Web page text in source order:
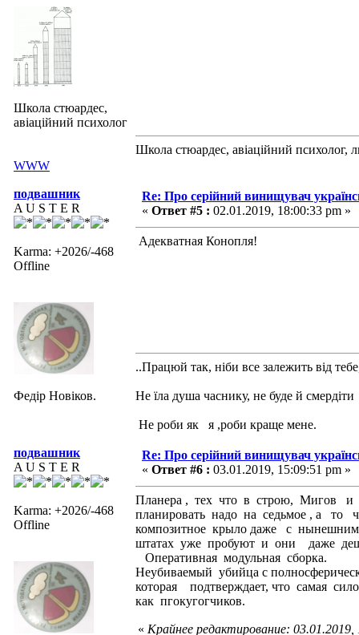
Школа стюардес,
авіаційний психолог
WWW
Школа стюардес, авіаційний психолог,
подвашник
A U S T E R
Karma: +2026/-468
Offline
Федір Новіков.
Re: Про серійний винищувач
« Ответ #5 : 02.01.2019, 18:00:33 pm »
Адекватная Конопля!
..Працюй так, ніби все залежить від
Не їла душа часнику, не буде й смердіти
Не роби як я ,роби краще мене.
подвашник
A U S T E R
Karma: +2026/-468
Offline
Re: Про серійний винищувач
« Ответ #6 : 03.01.2019, 15:09:51 pm »
Планера , тех что в строю, Мигов и
планировать надо на седьмое , а то
композитное крыло даже с
штатах уже пробуют и они даже
Оперативная модульная сборка.
Неубиваемый убийца с
которая подтверждает, что самая
как пгокугогчиков.
« Крайнее редактирование: